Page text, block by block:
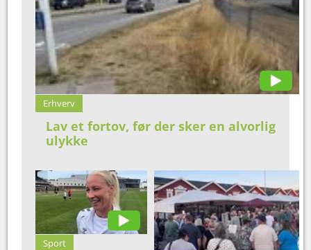
Erhverv
Lav et fortov, før der sker en alvorlig
ulykke
Sport